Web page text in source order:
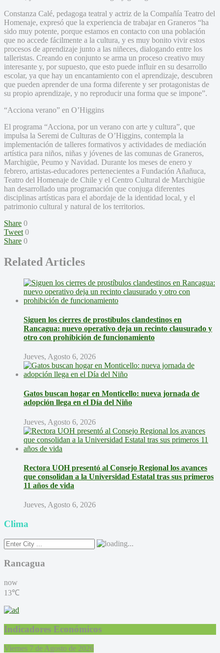
Constanza Calé, pedagoga teatral y actriz de la Compañía Teatro del
Homenaje, expresó que la experiencia de trabajar en Graneros “ha
sido muy potente, porque estamos en contacto con una población
que no accede fácilmente a la cultura, y es muy bonito vivir estos
procesos de aprendizaje junto a las niñeces, dialogando entre los
talleristas. Creando en conjunto se arma un proceso creativo muy
interesante y, por supuesto, que esto puede influir en su desarrollo
escolar, ya que hay un encantamiento con el aprendizaje, descubren
que pueden aprender de una forma diferente y ser protagonistas de
su propio aprendizaje, y no reproducir una forma que se impone”.
“Acciona verano” en O’Higgins
El programa “Acciona, por un verano con arte y cultura”, que
impulsa la Seremi de Culturas de O’Higgins, contempla la
implementación de talleres formativos y actividades de mediación
artística para niños, niñas y jóvenes de las comunas de Graneros,
Marchigüe, Peumo y Navidad. Durante los meses de enero y
febrero, artistas-educadores pertenecientes a Fundación Añañuca,
Teatro del Homenaje de Chile y el Centro Cultural de Marchigüe
han desarrollado una programación que conjuga diferentes
disciplinas artísticas para el abordaje de la identidad local, y el
patrimonio cultural y natural de los territorios.
Share 0
Tweet 0
Share 0
Related Articles
Siguen los cierres de prostíbulos clandestinos en
Rancagua: nuevo operativo deja un recinto clausurado y
otro con prohibición de funcionamiento
Jueves, Agosto 6, 2026
Gatos buscan hogar en Monticello: nueva jornada de
adopción llega en el Día del Niño
Jueves, Agosto 6, 2026
Rectora UOH presentó al Consejo Regional los avances
que consolidan a la Universidad Estatal tras sus primeros
11 años de vida
Jueves, Agosto 6, 2026
Clima
Rancagua
now
13℃
Indicadores Económicos
Viernes 7 de Agosto de 2026